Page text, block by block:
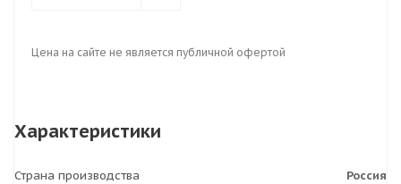
Цена на сайте не является публичной офертой
Характеристики
Страна производства
Россия